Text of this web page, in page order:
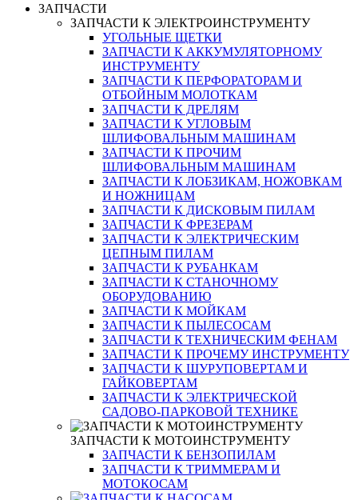
ЗАПЧАСТИ
ЗАПЧАСТИ К ЭЛЕКТРОИНСТРУМЕНТУ
УГОЛЬНЫЕ ЩЕТКИ
ЗАПЧАСТИ К АККУМУЛЯТОРНОМУ
ИНСТРУМЕНТУ
ЗАПЧАСТИ К ПЕРФОРАТОРАМ И
ОТБОЙНЫМ МОЛОТКАМ
ЗАПЧАСТИ К ДРЕЛЯМ
ЗАПЧАСТИ К УГЛОВЫМ
ШЛИФОВАЛЬНЫМ МАШИНАМ
ЗАПЧАСТИ К ПРОЧИМ
ШЛИФОВАЛЬНЫМ МАШИНАМ
ЗАПЧАСТИ К ЛОБЗИКАМ, НОЖОВКАМ
И НОЖНИЦАМ
ЗАПЧАСТИ К ДИСКОВЫМ ПИЛАМ
ЗАПЧАСТИ К ФРЕЗЕРАМ
ЗАПЧАСТИ К ЭЛЕКТРИЧЕСКИМ
ЦЕПНЫМ ПИЛАМ
ЗАПЧАСТИ К РУБАНКАМ
ЗАПЧАСТИ К СТАНОЧНОМУ
ОБОРУДОВАНИЮ
ЗАПЧАСТИ К МОЙКАМ
ЗАПЧАСТИ К ПЫЛЕСОСАМ
ЗАПЧАСТИ К ТЕХНИЧЕСКИМ ФЕНАМ
ЗАПЧАСТИ К ПРОЧЕМУ ИНСТРУМЕНТУ
ЗАПЧАСТИ К ШУРУПОВЕРТАМ И
ГАЙКОВЕРТАМ
ЗАПЧАСТИ К ЭЛЕКТРИЧЕСКОЙ
САДОВО-ПАРКОВОЙ ТЕХНИКЕ
ЗАПЧАСТИ К МОТОИНСТРУМЕНТУ
ЗАПЧАСТИ К БЕНЗОПИЛАМ
ЗАПЧАСТИ К ТРИММЕРАМ И
МОТОКОСАМ